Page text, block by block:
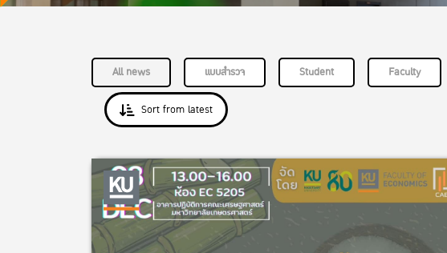
All news แบบสำรวจ Student Faculty
Sort from latest